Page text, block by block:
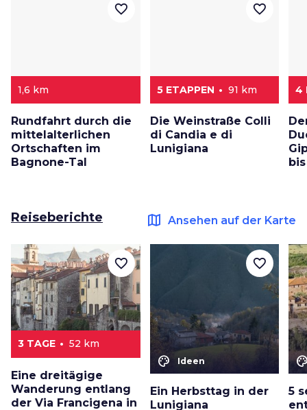
1,6 km
Rundfahrt durch die
mittelalterlichen
Ortschaften im
Bagnone-Tal
favorite_border
5 ETAPPEN 91 km
Die Weinstraße Colli
di Candia e di
Lunigiana
favorite_border
4
Reiseberichte map Ansehen auf der Karte
3 TAGE 52 km
Eine dreitägige
Wanderung entlang
der Via Francigena in
favorite_border
color_lens Ideen
Ein Herbsttag in der
Lunigiana
favorite_border
5